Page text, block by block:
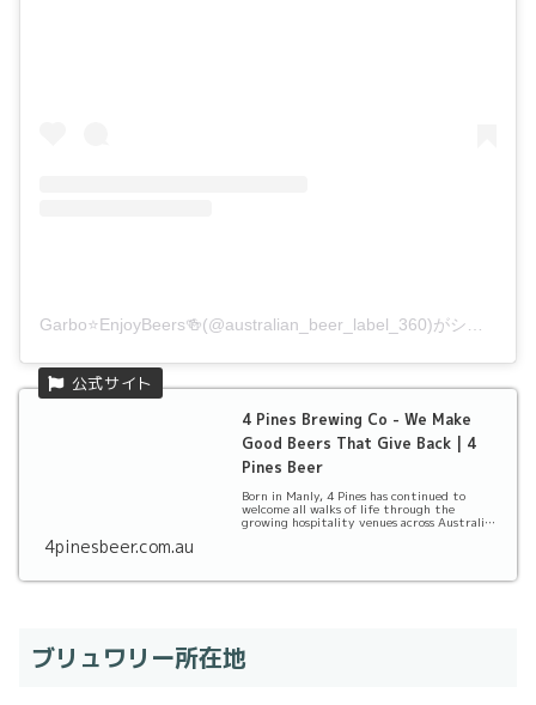
4 Pines Brewing Co - We Make
Good Beers That Give Back | 4
Pines Beer
Born in Manly, 4 Pines has continued to
welcome all walks of life through the
growing hospitality venues across Australia,
4pinesbeer.com.au
ブリュワリー所在地